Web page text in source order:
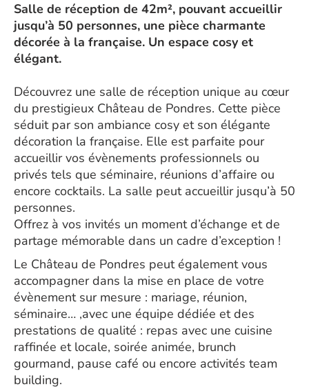
Salle de réception de 42m², pouvant accueillir
jusqu’à 50 personnes, une pièce charmante
décorée à la française. Un espace cosy et
élégant.
Découvrez une salle de réception unique au cœur
du prestigieux Château de Pondres. Cette pièce
séduit par son ambiance cosy et son élégante
décoration la française. Elle est parfaite pour
accueillir vos évènements professionnels ou
privés tels que séminaire, réunions d’affaire ou
encore cocktails. La salle peut accueillir jusqu’à 50
personnes.
Offrez à vos invités un moment d’échange et de
partage mémorable dans un cadre d’exception !
Le Château de Pondres peut également vous
accompagner dans la mise en place de votre
évènement sur mesure : mariage, réunion,
séminaire… ,avec une équipe dédiée et des
prestations de qualité : repas avec une cuisine
raffinée et locale, soirée animée, brunch
gourmand, pause café ou encore activités team
building.